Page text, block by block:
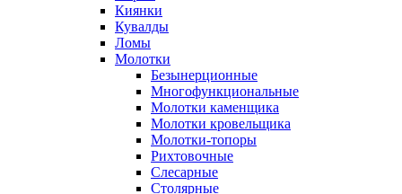
Киянки
Кувалды
Ломы
Молотки
Безынерционные
Многофункциональные
Молотки каменщика
Молотки кровельщика
Молотки-топоры
Рихтовочные
Слесарные
Столярные